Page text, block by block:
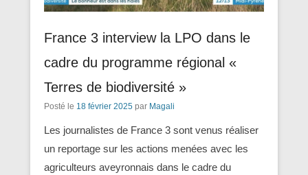
France 3 interview la LPO dans le
cadre du programme régional «
Terres de biodiversité »
Posté le 18 février 2025 par Magali
Les journalistes de France 3 sont venus réaliser
un reportage sur les actions menées avec les
agriculteurs aveyronnais dans le cadre du